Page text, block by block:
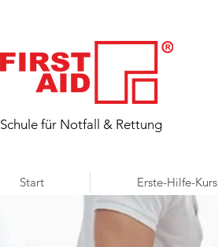
​Schule für Notfall & Rettung
Start Erste-Hilfe-